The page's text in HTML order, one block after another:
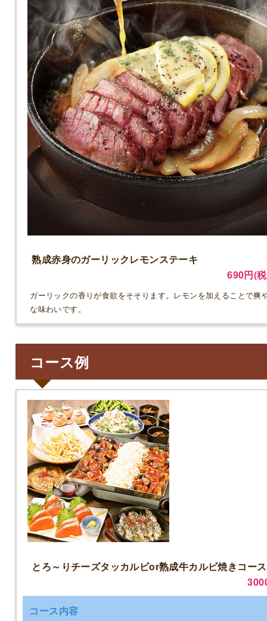
熟成赤身のガーリックレモンステーキ
690円(
ガーリックの香りが食欲をそそります。レモンを加えることで爽
な味わいです。
コース例
とろ～りチーズタッカルビor熟成牛カルビ焼きコース
コース内容